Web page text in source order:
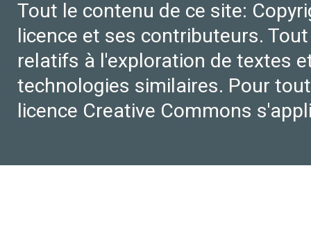
Tout le contenu de ce site:
licence et ses contributeurs.
relatifs à l'exploration de textes
technologies similaires. Pour
licence Creative Commons